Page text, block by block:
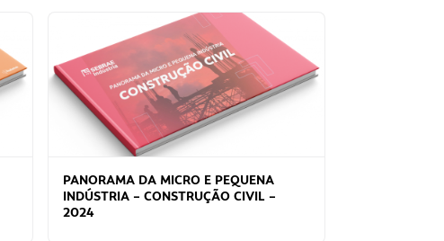
PANORAMA DA MICRO E PEQUENA
INDÚSTRIA – CONSTRUÇÃO CIVIL –
2024